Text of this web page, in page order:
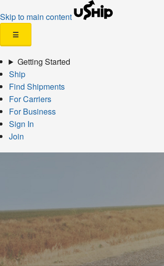
Skip to main content
☰
Getting Started
Ship
Find Shipments
For Carriers
For Business
Sign In
Join